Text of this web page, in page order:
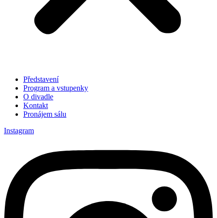
Představení
Program a vstupenky
O divadle
Kontakt
Pronájem sálu
Instagram